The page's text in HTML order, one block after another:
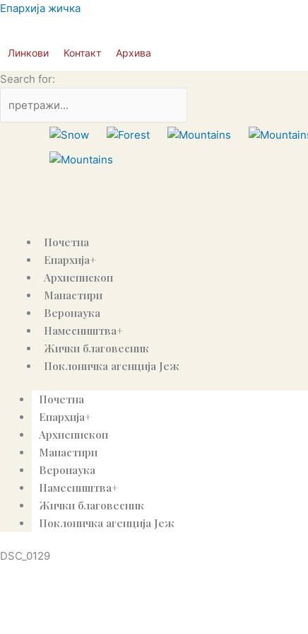
Пређи
Епархија жичка
Линкови Контакт Архива
Search for:
Почетна
Епархија+
Архиепископ
Манастири
Веронаука
Намесништва+
Жички благовесник
Поклоничка агенција Јеж
Почетна
Епархија+
Архиепископ
Манастири
Веронаука
Намесништва+
Жички благовесник
Поклоничка агенција Јеж
DSC_0129